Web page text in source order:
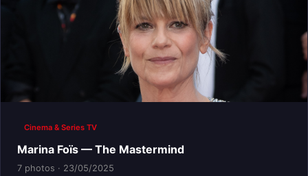
Cinema & Series TV
Marina Foïs — The Mastermind
7 photos · 23/05/2025